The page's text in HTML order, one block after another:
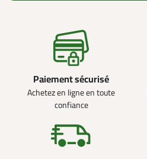
Paiement sécurisé
Achetez en ligne en toute
confiance